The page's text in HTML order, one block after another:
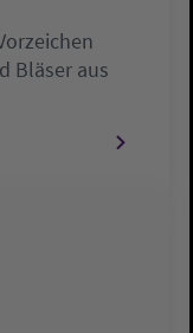
Bläser aus